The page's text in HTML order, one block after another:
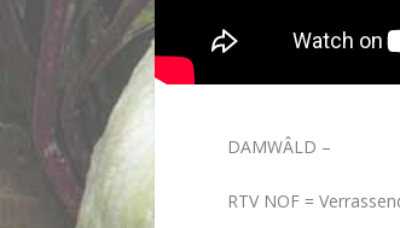
DAMWÂLD –
RTV NOF =